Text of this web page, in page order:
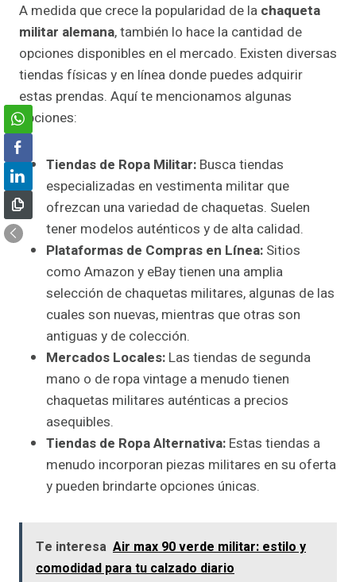
A medida que crece la popularidad de la chaqueta
militar alemana, también lo hace la cantidad de
opciones disponibles en el mercado. Existen diversas
tiendas físicas y en línea donde puedes adquirir
estas prendas. Aquí te mencionamos algunas
opciones:
Tiendas de Ropa Militar: Busca tiendas
especializadas en vestimenta militar que
ofrezcan una variedad de chaquetas. Suelen
tener modelos auténticos y de alta calidad.
Plataformas de Compras en Línea: Sitios
como Amazon y eBay tienen una amplia
selección de chaquetas militares, algunas de las
cuales son nuevas, mientras que otras son
antiguas y de colección.
Mercados Locales: Las tiendas de segunda
mano o de ropa vintage a menudo tienen
chaquetas militares auténticas a precios
asequibles.
Tiendas de Ropa Alternativa: Estas tiendas a
menudo incorporan piezas militares en su oferta
y pueden brindarte opciones únicas.
Te interesa Air max 90 verde militar: estilo y
comodidad para tu calzado diario